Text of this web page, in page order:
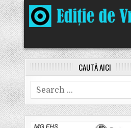
Skip
to
content
CAUTĂ AICI
Search
for: